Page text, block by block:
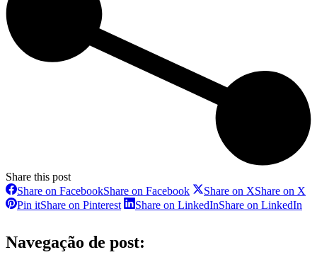
Share this post
Share on FacebookShare on Facebook Share on XShare on X
Pin itShare on Pinterest Share on LinkedInShare on LinkedIn
Navegação de post: